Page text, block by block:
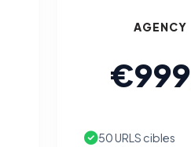
AGENCY
€999
50 URLS cibles